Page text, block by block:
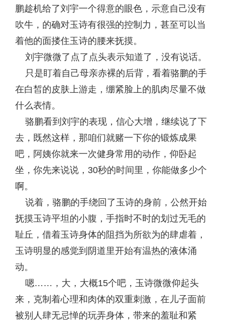
鹏趁机给了刘宇一个得意的眼色，示意自己没有
吹牛，的确对玉诗有很强的控制力，甚至可以当
着他的面搂住玉诗的腰来抚摸。
刘宇微微了点了点头表示知道了，没有说话。
只是盯着自己母亲赤裸的后背，看着骆鹏的手
在白皙的皮肤上游走，绷紧脸上的肌肉尽量不做
什么表情。
骆鹏看到刘宇的表现，信心大增，继续说了下
去，既然这样，那咱们就赌一下你的锻炼成果
吧，阿姨你就来一次健身常用的动作，仰卧起
坐，你先来说说，30秒的时间里，你能做多少个
啊。
说着，骆鹏的手绕回了玉诗的身前，公然开始
抚摸玉诗平坦的小腹，手指时不时的划过无毛的
耻丘，借着玉诗身体的阻挡为所欲为的肆虐着，
玉诗明显的感觉到阴道里开始有温热的液体涌
动。
嗯……，大，大概15个吧，玉诗微微仰起头
来，克制着心理和肉体的双重刺激，在儿子面前
被别人肆无忌惮的玩弄身体，带来的羞耻和紧